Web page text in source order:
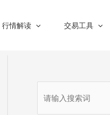
行情解读 交易工具